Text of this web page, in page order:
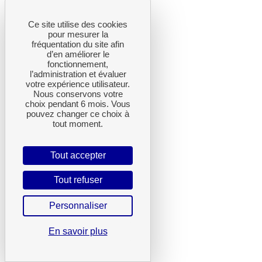
Ce site utilise des cookies
pour mesurer la
fréquentation du site afin
d’en améliorer le
fonctionnement,
l’administration et évaluer
votre expérience utilisateur.
Nous conservons votre
choix pendant 6 mois. Vous
pouvez changer ce choix à
tout moment.
Tout accepter
Tout refuser
Personnaliser
En savoir plus